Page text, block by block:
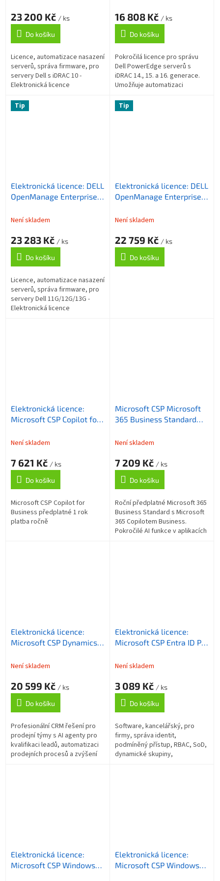
23 200 Kč / ks
Do košíku
Licence, automatizace nasazení
serverů, správa firmware, pro
servery Dell s iDRAC 10 -
Elektronická licence
16 808 Kč / ks
Do košíku
Pokročilá licence pro správu
Dell PowerEdge serverů s
iDRAC 14., 15. a 16. generace.
Umožňuje automatizaci
konfiguraci, správu firmware a
monitoring...
Tip
Elektronická licence: DELL
OpenManage Enterprise
12., a 13. generace
Není skladem
23 283 Kč / ks
Do košíku
Licence, automatizace nasazení
serverů, správa firmware, pro
servery Dell 11G/12G/13G -
Elektronická licence
Tip
Elektronická licence: DELL
OpenManage Enterprise
servery s iDRAC9
Není skladem
22 759 Kč / ks
Do košíku
Elektronická licence:
Microsoft CSP Copilot for
platba ročně
Není skladem
7 621 Kč / ks
Do košíku
Microsoft CSP Copilot for
Business předplatné 1 rok
platba ročně
Microsoft CSP Microsoft
365 Business Standard
Business předplatné 1 rok,
Není skladem
7 209 Kč / ks
Do košíku
Roční předplatné Microsoft 365
Business Standard s Microsoft
365 Copilotem Business.
Pokročilé AI funkce v aplikacích
Elektronická licence:
Microsoft CSP Dynamics
,předplatné na 1 rok,
Není skladem
20 599 Kč / ks
Do košíku
Profesionální CRM řešení pro
prodejní týmy s AI agenty pro
kvalifikaci leadů, automatizaci
prodejních procesů a zvýšení
Elektronická licence:
Microsoft CSP Entra ID P2,
vyúčtování ročně
Není skladem
3 089 Kč / ks
Do košíku
Software, kancelářský, pro
firmy, správa identit,
podmíněný přístup, RBAC, SoD,
dynamické skupiny,
Elektronická licence:
Microsoft CSP Windows
Elektronická licence:
Microsoft CSP Windows